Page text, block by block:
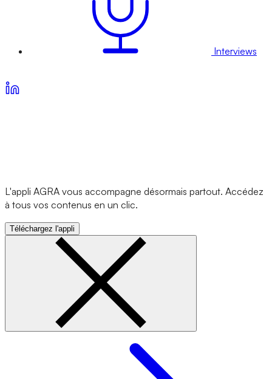
Interviews
L'appli AGRA vous accompagne désormais partout. Accédez
à tous vos contenus en un clic.
Téléchargez l'appli